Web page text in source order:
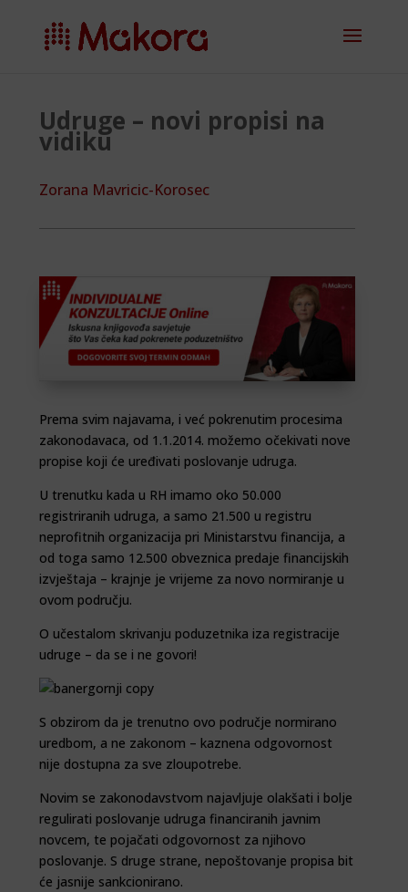
Udruge – novi propisi na
vidiku
Zorana Mavricic-Korosec
Prema svim najavama, i već pokrenutim procesima
zakonodavaca, od 1.1.2014. možemo očekivati nove
propise koji će uređivati poslovanje udruga.
U trenutku kada u RH imamo oko 50.000
registriranih udruga, a samo 21.500 u registru
neprofitnih organizacija pri Ministarstvu financija, a
od toga samo 12.500 obveznica predaje financijskih
izvještaja – krajnje je vrijeme za novo normiranje u
ovom području.
O učestalom skrivanju poduzetnika iza registracije
udruge – da se i ne govori!
S obzirom da je trenutno ovo područje normirano
uredbom, a ne zakonom – kaznena odgovornost
nije dostupna za sve zloupotrebe.
Novim se zakonodavstvom najavljuje olakšati i bolje
regulirati poslovanje udruga financiranih javnim
novcem, te pojačati odgovornost za njihovo
poslovanje. S druge strane, nepoštovanje propisa bit
će jasnije sankcionirano.